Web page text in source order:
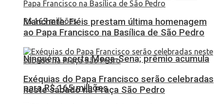
Ninguém acerta Mega-Sena; prêmio acumula
para R$ 165 milhões
Manchete: Fiéis prestam última homenagem
ao Papa Francisco na Basílica de São Pedro
Exéquias do Papa Francisco serão celebradas
neste sábado na Praça São Pedro